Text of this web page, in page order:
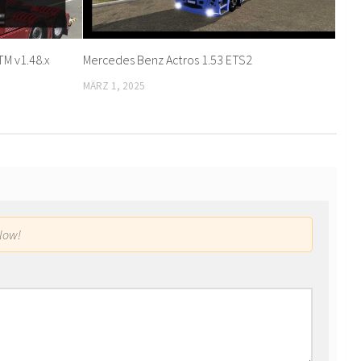
v1.48.x Mercedes Benz Actros 1.53 ETS2
MÄRZ 1, 2025